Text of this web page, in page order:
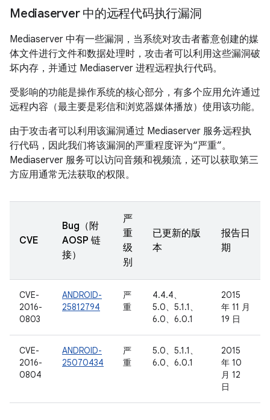
Mediaserver 中的远程代码执行漏洞
Mediaserver 中有一些漏洞，当系统对攻击者蓄意创建的媒
体文件进行文件和数据处理时，攻击者可以利用这些漏洞破
坏内存，并通过 Mediaserver 进程远程执行代码。
受影响的功能是操作系统的核心部分，有多个应用允许通过
远程内容（最主要是彩信和浏览器媒体播放）使用该功能。
由于攻击者可以利用该漏洞通过 Mediaserver 服务远程执
行代码，因此我们将该漏洞的严重程度评为“严重”。
Mediaserver 服务可以访问音频和视频流，还可以获取第三
方应用通常无法获取的权限。
CVE
Bug（附
AOSP 链
接）
严
重
级
别
已更新的版
本
报告日
期
CVE-
2016-
0803
ANDROID-
25812794
严
重
4.4.4、
5.0、5.1.1、
6.0、6.0.1
2015
年 11 月
19 日
CVE-
2016-
0804
ANDROID-
25070434
严
重
5.0、5.1.1、
6.0、6.0.1
2015
年 10
月 12
日